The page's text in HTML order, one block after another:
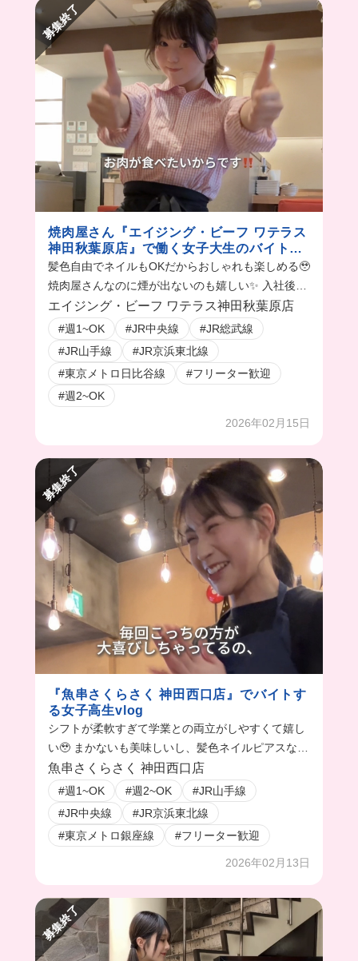
募集終了
焼肉屋さん『エイジング・ビーフ ワテラス
神田秋葉原店』で働く女子大生のバイトvlo
g
髪色自由でネイルもOKだからおしゃれも楽しめる🥹
焼肉屋さんなのに煙が出ないのも嬉しい✨ 入社後
は、勉強のためにもグランドメニューを一通り食べ
られちゃうよ！
エイジング・ビーフ ワテラス神田秋葉原店
#週1~OK #JR中央線
#JR総武線
#JR山手線
#JR京浜東北線
#東京メトロ日比谷線
#フリーター歓迎
#週2~OK
2026年02月15日
募集終了
『魚串さくらさく 神田西口店』でバイトす
る女子高生vlog
シフトが柔軟すぎて学業との両立がしやすくて嬉し
い🥹 まかないも美味しいし、髪色ネイルピアスなん
でも自由なのが最高☝️
魚串さくらさく 神田西口店
#週1~OK #週2~OK
#JR山手線
#JR中央線
#JR京浜東北線
#東京メトロ銀座線
#フリーター歓迎
2026年02月13日
募集終了